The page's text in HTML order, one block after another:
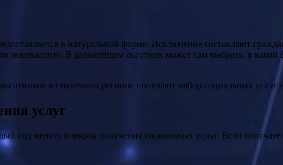
в натуральной форме. Исключение составляют
эквиваленте. В дальнейшем льготник может сам выбрать, в
в столичном регионе получают набор социальных услуг
услуг
год менять порядок получения социальных услуг. Если